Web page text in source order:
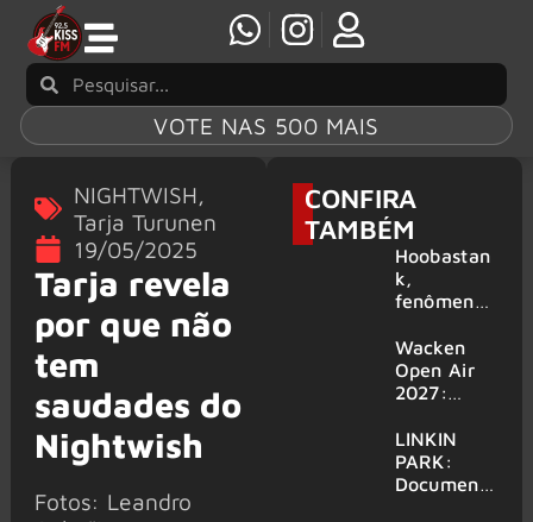
VOTE NAS 500 MAIS
NIGHTWISH,
Tarja Turunen
19/05/2025
Tarja revela
por que não
tem
saudades do
Nightwish
Fotos: Leandro
CONFIRA
TAMBÉM
Hoobastan
k,
fenômeno
rock anos
2000,
volta ao
6 shows
Wacken
Open Air
2027:
amplia
line-up e
já
LINKIN
PARK:
Document